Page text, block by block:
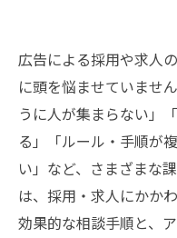
広告による採用や求人
に頭を悩ませていませ
うに人が集まらない」
る」「ルール・手順が
い」など、さまざまな
は、採用・求人にかか
効果的な相談手順と、